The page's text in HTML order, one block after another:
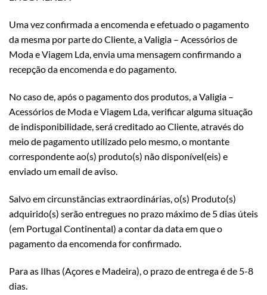
Uma vez confirmada a encomenda e efetuado o pagamento
da mesma por parte do Cliente, a Valigia – Acessórios de
Moda e Viagem Lda, envia uma mensagem confirmando a
recepção da encomenda e do pagamento.
No caso de, após o pagamento dos produtos, a Valigia –
Acessórios de Moda e Viagem Lda, verificar alguma situação
de indisponibilidade, será creditado ao Cliente, através do
meio de pagamento utilizado pelo mesmo, o montante
correspondente ao(s) produto(s) não disponível(eis) e
enviado um email de aviso.
Salvo em circunstâncias extraordinárias, o(s) Produto(s)
adquirido(s) serão entregues no prazo máximo de 5 dias úteis
(em Portugal Continental) a contar da data em que o
pagamento da encomenda for confirmado.
Para as Ilhas (Açores e Madeira), o prazo de entrega é de 5-8
dias.